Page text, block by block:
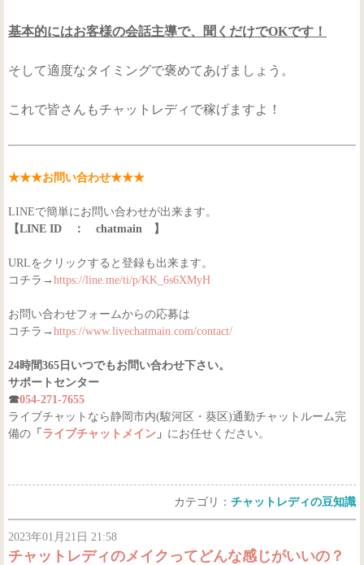
基本的にはお客様の会話主導で、聞くだけでOKです！
そして適度なタイミングで褒めてあげましょう。
これで皆さんもチャットレディで稼げますよ！
★★★お問い合わせ★★★
LINEで簡単にお問い合わせが出来ます。
【LINE ID ： chatmain 】
URLをクリックすると登録も出来ます。
コチラ→ https://line.me/ti/p/KK_6s6XMyH
お問い合わせフォームからの応募は
コチラ→ https://www.livechatmain.com/contact/
24時間365日いつでもお問い合わせ下さい。
サポートセンター
☎054-271-7655
ライブチャットなら静岡市内(駿河区・葵区)通勤チャットルーム完
備の 「 ライブチャットメイン 」 にお任せください。
カテゴリ： チャットレディの豆知識
2023年01月21日 21:58
チャットレディのメイクってどんな感じがいいの？